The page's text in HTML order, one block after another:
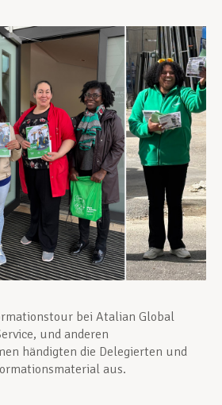
im Privatleben
bei Atalian Global
und anderen
händigten die Delegierten und
aus.